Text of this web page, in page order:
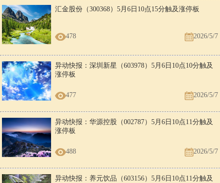
汇金股份（300368）5月6日10点15分触及涨停板
478 2026/5/7
异动快报：深圳新星（603978）5月6日10点10分触及
涨停板
477 2026/5/7
异动快报：华源控股（002787）5月6日10点11分触及
涨停板
488 2026/5/7
异动快报：养元饮品（603156）5月6日10点11分触及